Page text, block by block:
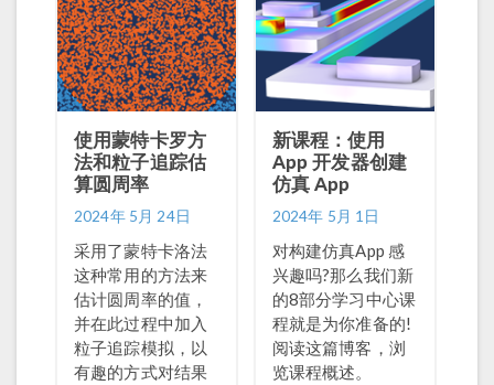
使用蒙特卡罗方
法和粒子追踪估
算圆周率
2024年 5月 24日
采用了蒙特卡洛法
这种常用的方法来
估计圆周率的值，
并在此过程中加入
粒子追踪模拟，以
有趣的方式对结果
新课程：使用
App 开发器创建
仿真 App
2024年 5月 1日
对构建仿真App 感
兴趣吗?那么我们新
的8部分学习中心课
程就是为你准备的!
阅读这篇博客，浏
览课程概述。